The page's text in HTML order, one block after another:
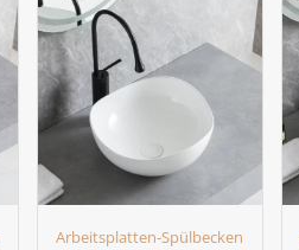
Arbeitsplatten-Spülbecken